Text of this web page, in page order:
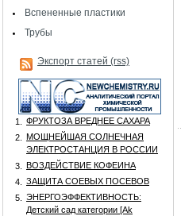
Вспененные пластики
Трубы
Экспорт статей (rss)
1.
ФРУКТОЗА ВРЕДНЕЕ САХАРА
2.
МОЩНЕЙШАЯ СОЛНЕЧНАЯ
ЭЛЕКТРОСТАНЦИЯ В РОССИИ
3.
ВОЗДЕЙСТВИЕ КОФЕИНА
4.
ЗАЩИТА СОЕВЫХ ПОСЕВОВ
5.
ЭНЕРГОЭФФЕКТИВНОСТЬ:
Детский сад категории [Аk